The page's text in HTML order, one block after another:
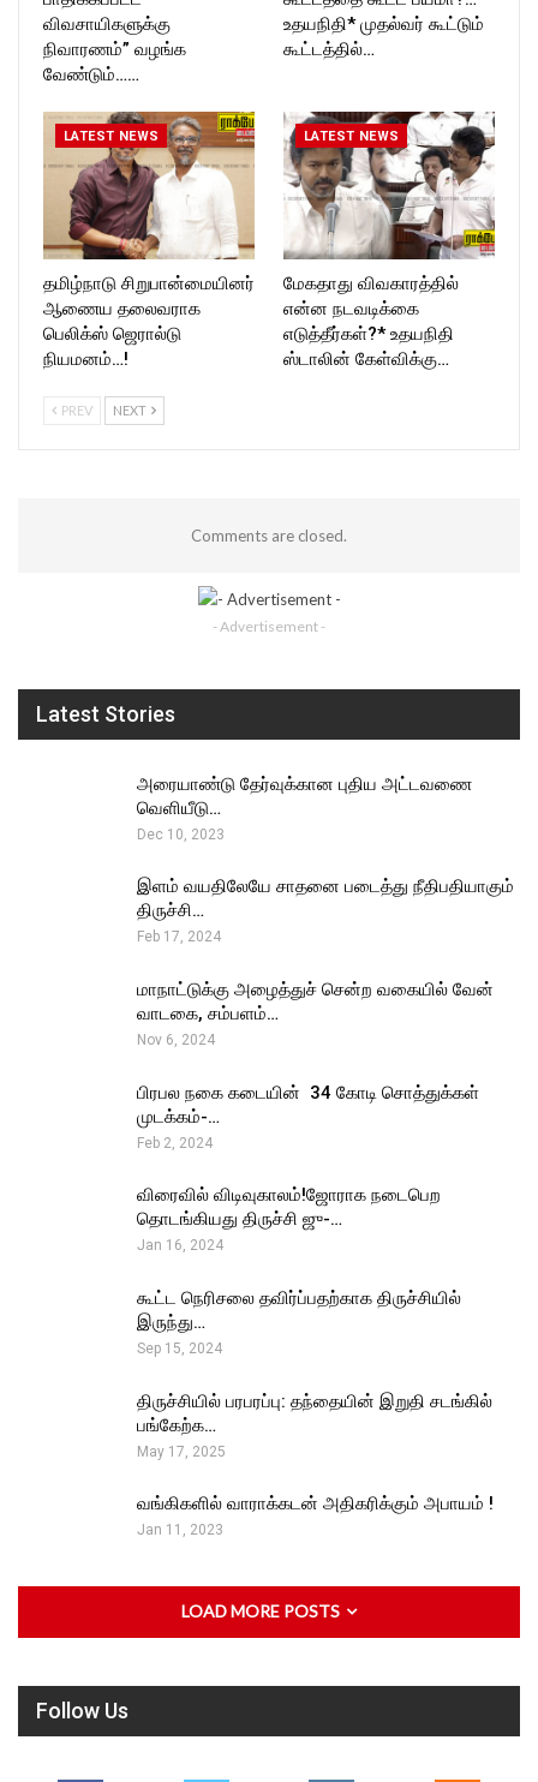
விவசாயிகளுக்கு
நிவாரணம்” வழங்க
வேண்டும்……
உதயநிதி* முதல்வர் கூட்டும்
கூட்டத்தில்…
LATEST NEWS
தமிழ்நாடு சிறுபான்மையினர்
ஆணைய தலைவராக
பெலிக்ஸ் ஜெரால்டு
நியமனம்…!
LATEST NEWS
மேகதாது விவகாரத்தில்
என்ன நடவடிக்கை
எடுத்தீர்கள்?* உதயநிதி
ஸ்டாலின் கேள்விக்கு…
PREV NEXT
Comments are closed.
- Advertisement -
Latest Stories
அரையாண்டு தேர்வுக்கான புதிய அட்டவணை
வெளியீடு…
Dec 10, 2023
இளம் வயதிலேயே சாதனை படைத்து நீதிபதியாகும்
திருச்சி…
Feb 17, 2024
மாநாட்டுக்கு அழைத்துச் சென்ற வகையில் வேன்
வாடகை, சம்பளம்…
Nov 6, 2024
பிரபல நகை கடையின் ₹ 34 கோடி சொத்துக்கள்
முடக்கம்-…
Feb 2, 2024
விரைவில் விடிவுகாலம்!ஜோராக நடைபெற
தொடங்கியது திருச்சி ஜு-…
Jan 16, 2024
கூட்ட நெரிசலை தவிர்ப்பதற்காக திருச்சியில்
இருந்து…
Sep 15, 2024
திருச்சியில் பரபரப்பு: தந்தையின் இறுதி சடங்கில்
பங்கேற்க…
May 17, 2025
வங்கிகளில் வாராக்கடன் அதிகரிக்கும் அபாயம் !
Jan 11, 2023
LOAD MORE POSTS
Follow Us